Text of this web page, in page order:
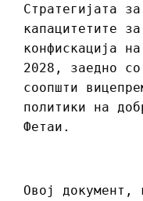
Стратегијата
капацитетите
конфискација
2028, заедно
соопшти
политики на
Фетаи.
Овој документ,